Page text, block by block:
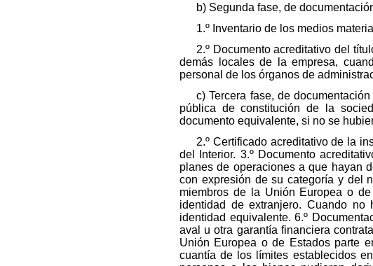
b) Segunda fase, de
1.º Inventario de los medios
2.º Documento acreditativo del
demás locales de la empresa,
personal de los órganos de
c) Tercera fase, de
pública de constitución de la
documento equivalente, si no se
2.º Certificado acreditativo de la
del Interior. 3.º Documento
planes de operaciones a que hayan
con expresión de su categoría y del
miembros de la Unión Europea o
identidad de extranjero. Cuando
identidad equivalente. 6.º
aval u otra garantía financiera
Unión Europea o de Estados parte
cuantía de los límites establecidos